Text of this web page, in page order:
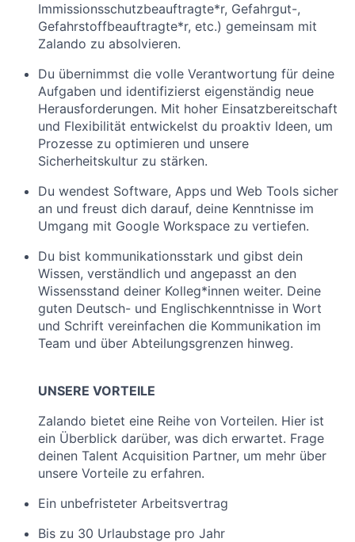
Immissionsschutzbeauftragte*r, Gefahrgut-,
Gefahrstoffbeauftragte*r, etc.) gemeinsam mit
Zalando zu absolvieren.
Du übernimmst die volle Verantwortung für deine
Aufgaben und identifizierst eigenständig neue
Herausforderungen. Mit hoher Einsatzbereitschaft
und Flexibilität entwickelst du proaktiv Ideen, um
Prozesse zu optimieren und unsere
Sicherheitskultur zu stärken.
Du wendest Software, Apps und Web Tools sicher
an und freust dich darauf, deine Kenntnisse im
Umgang mit Google Workspace zu vertiefen.
Du bist kommunikationsstark und gibst dein
Wissen, verständlich und angepasst an den
Wissensstand deiner Kolleg*innen weiter. Deine
guten Deutsch- und Englischkenntnisse in Wort
und Schrift vereinfachen die Kommunikation im
Team und über Abteilungsgrenzen hinweg.
UNSERE VORTEILE
Zalando bietet eine Reihe von Vorteilen. Hier ist
ein Überblick darüber, was dich erwartet. Frage
deinen Talent Acquisition Partner, um mehr über
unsere Vorteile zu erfahren.
Ein unbefristeter Arbeitsvertrag
Bis zu 30 Urlaubstage pro Jahr